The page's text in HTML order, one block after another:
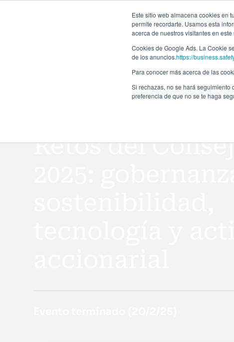
Este sitio web almacena cookies en
permite recordarte. Usamos esta
acerca de nuestros visitantes en
Cookies de Google Ads. La Cookie
de los anuncios.https://
Para conocer más acerca de las
Si rechazas, no se hará seguimiento
preferencia de que no se te haga
Retos del